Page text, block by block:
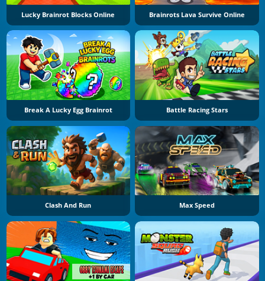
Lucky Brainrot Blocks Online Brainrots Lava Survive Online
Break A Lucky Egg Brainrot Battle Racing Stars
Clash And Run Max Speed